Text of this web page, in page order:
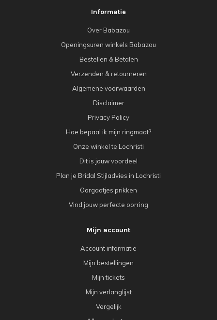
Informatie
Over Babazou
Openingsuren winkels Babazou
Bestellen & Betalen
Verzenden & retourneren
Algemene voorwaarden
Disclaimer
Privacy Policy
Hoe bepaal ik mijn ringmaat?
Onze winkel te Lochristi
Dit is jouw voordeel
Plan je Bridal Stijladvies in Lochristi
Oorgaatjes prikken
Vind jouw perfecte oorring
Mijn account
Account informatie
Mijn bestellingen
Mijn tickets
Mijn verlanglijst
Vergelijk